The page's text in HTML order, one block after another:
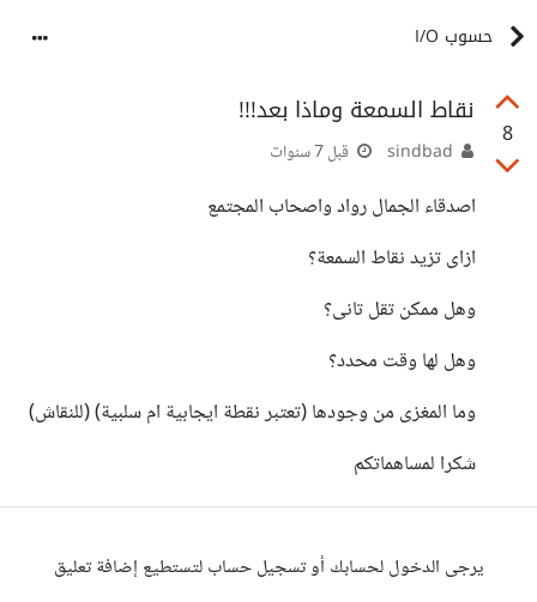
حسوب I/O
8
نقاط السمعة وماذا بعد!!!
قبل 7 سنوات
اصدقاء الجمال رواد واصحاب المجتمع
ازاى تزيد نقاط السمعة؟
وهل ممكن تقل تانى؟
وهل لها وقت محدد؟
وما المغزى من وجودها (تعتبر نقطة ايجابية ام سلبية) (للنقاش)
شكرا لمساهماتكم
يرجى الدخول لحسابك أو تسجيل حساب لتستطيع إضافة تعليق